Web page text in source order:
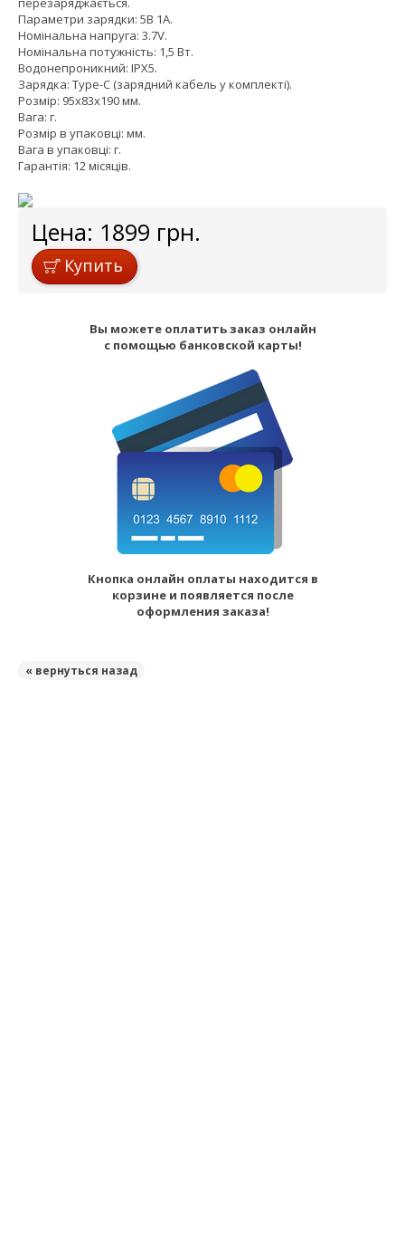
Параметри зарядки: 5В 1А.
Номінальна напруга: 3.7V.
Номінальна потужність: 1,5 Вт.
Водонепроникний: IPX5.
Зарядка: Type-C (зарядний кабель у комплекті).
Розмір: 95x83x190 мм.
Вага: г.
Розмір в упаковці: мм.
Вага в упаковці: г.
Гарантія: 12 місяців.
Цена: 1899 грн.
Купить
Вы можете оплатить заказ онлайн
с помощью банковской карты!
Кнопка онлайн оплаты находится в
корзине и появляется после
оформления заказа!
« вернуться назад